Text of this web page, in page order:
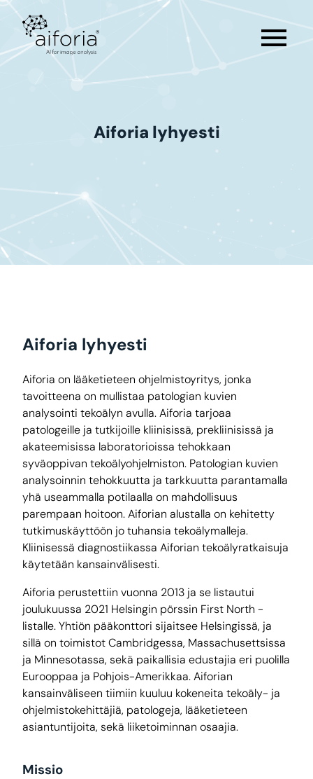
menu
Aiforia lyhyesti
Aiforia lyhyesti
Aiforia on lääketieteen ohjelmistoyritys, jonka
tavoitteena on mullistaa patologian kuvien
analysointi tekoälyn avulla. Aiforia tarjoaa
patologeille ja tutkijoille kliinisissä, prekliinisissä ja
akateemisissa laboratorioissa tehokkaan
syväoppivan tekoälyohjelmiston. Patologian kuvien
analysoinnin tehokkuutta ja tarkkuutta parantamalla
yhä useammalla potilaalla on mahdollisuus
parempaan hoitoon. Aiforian alustalla on kehitetty
tutkimuskäyttöön jo tuhansia tekoälymalleja.
Kliinisessä diagnostiikassa Aiforian tekoälyratkaisuja
käytetään kansainvälisesti.
Aiforia perustettiin vuonna 2013 ja se listautui
joulukuussa 2021 Helsingin pörssin First North -
listalle. Yhtiön pääkonttori sijaitsee Helsingissä, ja
sillä on toimistot Cambridgessa, Massachusettsissa
ja Minnesotassa, sekä paikallisia edustajia eri puolilla
Eurooppaa ja Pohjois-Amerikkaa. Aiforian
kansainväliseen tiimiin kuuluu kokeneita tekoäly- ja
ohjelmistokehittäjiä, patologeja, lääketieteen
asiantuntijoita, sekä liiketoiminnan osaajia.
Missio